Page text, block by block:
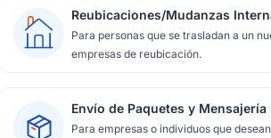
Reubicaciones/Mudanzas
Para personas que se trasladan a un
empresas de reubicación.
Envío de Paquetes y Mensajería
Para empresas o individuos que